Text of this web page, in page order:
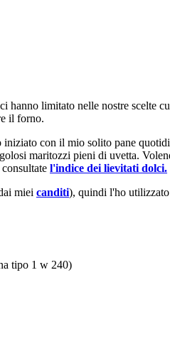
hanno limitato nelle nostre scelte
il forno.
con il mio solito pane
maritozzi pieni di uvetta.
l'indice dei lievitati dolci.
miei canditi), quindi l'ho
tipo 1 w 240)